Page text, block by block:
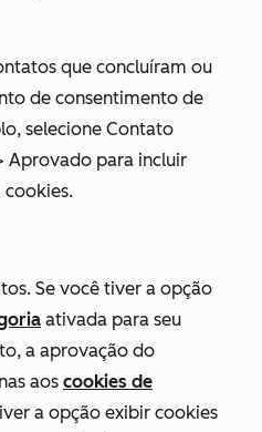
que concluíram ou
de consentimento de
selecione Contato
Aprovado para incluir
cookies.
Se você tiver a opção
ativada para seu
a aprovação do
aos cookies de
a opção exibir cookies